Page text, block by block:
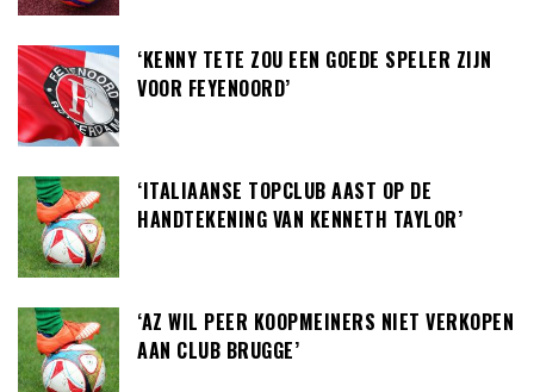
‘KENNY TETE ZOU EEN GOEDE SPELER ZIJN
VOOR FEYENOORD’
‘ITALIAANSE TOPCLUB AAST OP DE
HANDTEKENING VAN KENNETH TAYLOR’
‘AZ WIL PEER KOOPMEINERS NIET VERKOPEN
AAN CLUB BRUGGE’